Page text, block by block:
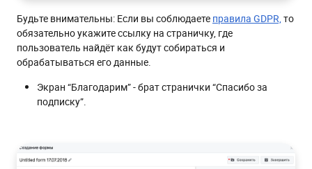
Будьте внимательны: Если вы соблюдаете правила GDPR, то
обязательно укажите ссылку на страничку, где
пользователь найдёт как будут собираться и
обрабатываться его данные.
Экран “Благодарим” - брат странички “Спасибо за
подписку”.